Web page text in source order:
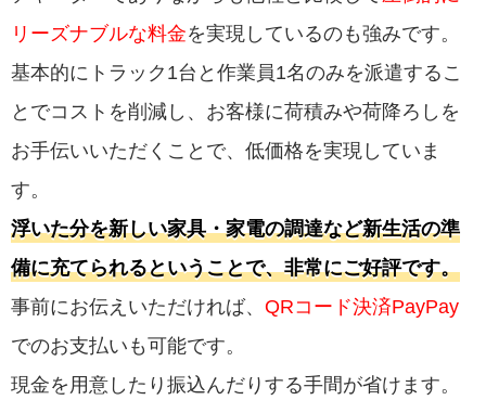
リーズナブルな料金を実現しているのも強みです。
基本的にトラック1台と作業員1名のみを派遣するこ
とでコストを削減し、お客様に荷積みや荷降ろしを
お手伝いいただくことで、低価格を実現していま
す。
浮いた分を新しい家具・家電の調達など新生活の準
備に充てられるということで、非常にご好評です。
事前にお伝えいただければ、 QRコード決済PayPay
でのお支払いも可能です。
現金を用意したり振込んだりする手間が省けます。